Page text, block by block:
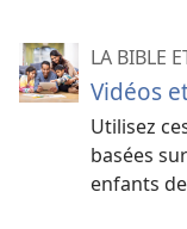
LA BIBLE
Vidéos
Utilisez
basées
enfants